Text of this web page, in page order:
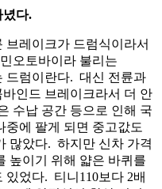
녔다.
브레이크가 드럼식이라서
오토바이라 불리는
드럼이란다. 대신 전륜과
인드 브레이크라서 더 안
수납 공간 등으로 인해 국
중에 팔게 되면 중고값도
많았다. 하지만 신차 가격
높이기 위해 얇은 바퀴를
었다. 티니110보다 2배